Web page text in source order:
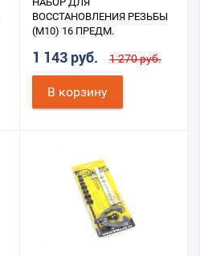
ВОССТАНОВЛЕНИЯ РЕЗЬБЫ
(М10) 16 ПРЕДМ.
1 143 руб. 1 270 руб.
В корзину